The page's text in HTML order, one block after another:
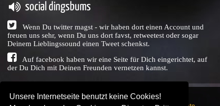
Unsere Internetseite benutzt keine Cookies!
social dingsbums
Wenn Du twitter magst - wir haben dort einen Account und
freuen uns sehr, wenn Du uns dort favst, retweetest oder sogar
Deinem Lieblingssound einen Tweet schenkst.
Auf facebook haben wir eine Seite für Dich eingerichtet, auf
der Du Dich mit Deinen Freunden vernetzen kannst.